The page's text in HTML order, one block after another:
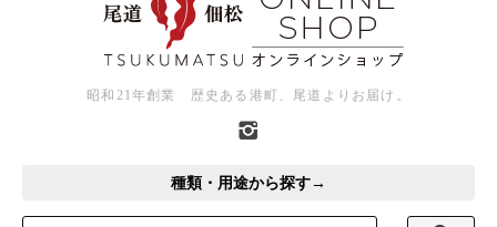
昭和21年創業 歴史ある港町、尾道よりお届け。
種類・用途から探す→